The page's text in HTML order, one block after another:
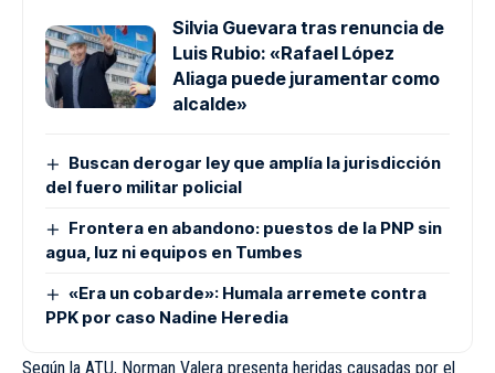
Silvia Guevara tras renuncia de
Luis Rubio: «Rafael López
Aliaga puede juramentar como
alcalde»
Buscan derogar ley que amplía la jurisdicción
del fuero militar policial
Frontera en abandono: puestos de la PNP sin
agua, luz ni equipos en Tumbes
«Era un cobarde»: Humala arremete contra
PPK por caso Nadine Heredia
Según la ATU, Norman Valera presenta heridas causadas por el